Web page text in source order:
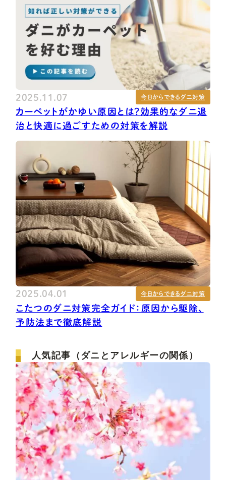
2025.11.07 今日からできるダニ対策
カーペットがかゆい原因とは？効果的なダニ退
治と快適に過ごすための対策を解説
2025.04.01 今日からできるダニ対策
こたつのダニ対策完全ガイド：原因から駆除、
予防法まで徹底解説
人気記事（ダニとアレルギーの関係）